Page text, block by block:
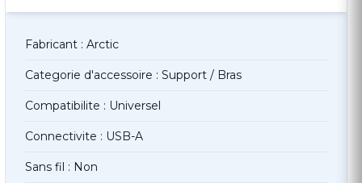
Fabricant : Arctic
Categorie d'accessoire : Support / Bras
Compatibilite : Universel
Connectivite : USB-A
Sans fil : Non